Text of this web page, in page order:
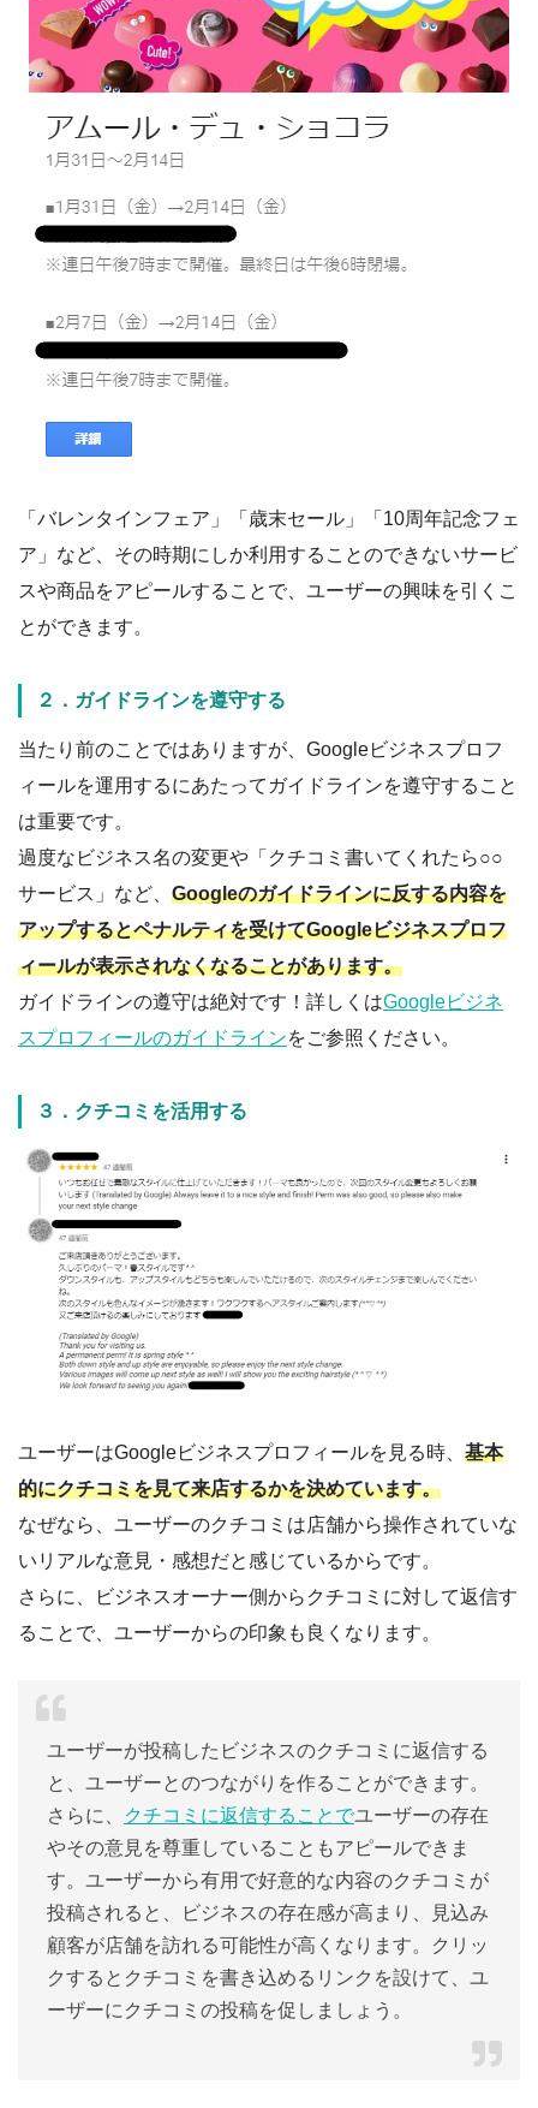
「バレンタインフェア」「歳末セール」「10周年記念フェ
ア」など、その時期にしか利用することのできないサービ
スや商品をアピールすることで、ユーザーの興味を引くこ
とができます。
２．ガイドラインを遵守する
当たり前のことではありますが、Googleビジネスプロフ
ィールを運用するにあたってガイドラインを遵守すること
は重要です。
過度なビジネス名の変更や「クチコミ書いてくれたら○○
サービス」など、 Googleのガイドラインに反する内容を
アップするとペナルティを受けてGoogleビジネスプロフ
ィールが表示されなくなることがあります。
ガイドラインの遵守は絶対です！詳しくはGoogleビジネ
スプロフィールのガイドラインをご参照ください。
３．クチコミを活用する
ユーザーはGoogleビジネスプロフィールを見る時、 基本
的にクチコミを見て来店するかを決めています。
なぜなら、ユーザーのクチコミは店舗から操作されていな
いリアルな意見・感想だと感じているからです。
さらに、ビジネスオーナー側からクチコミに対して返信す
ることで、ユーザーからの印象も良くなります。
ユーザーが投稿したビジネスのクチコミに返信する
と、ユーザーとのつながりを作ることができます。
さらに、
クチコミに返信することでユーザーの存在
やその意見を尊重していることもアピールできま
す。ユーザーから有用で好意的な内容のクチコミが
投稿されると、ビジネスの存在感が高まり、見込み
顧客が店舗を訪れる可能性が高くなります。クリッ
クするとクチコミを書き込めるリンクを設けて、ユ
ーザーにクチコミの投稿を促しましょう。